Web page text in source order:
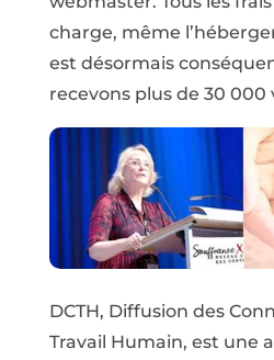
charge, même
est désormais
recevons plus de 30 000
DCTH, Diffusion des
Travail Humain, est une